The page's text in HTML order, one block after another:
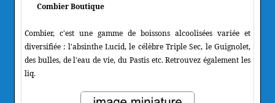
Combier Boutique
Combier, c'est une gamme de boissons alcoolisées variée et
diversifiée : l'absinthe Lucid, le célèbre Triple Sec, le Guignolet,
des bulles, de l'eau de vie, du Pastis etc. Retrouvez également les
liq.